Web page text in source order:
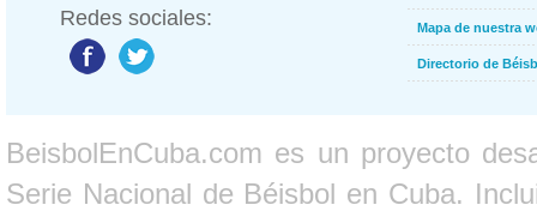
Redes sociales: Mapa de nuestra
Directorio de
BeisbolEnCuba.com es un proyecto
Serie Nacional de Béisbol en Cuba.